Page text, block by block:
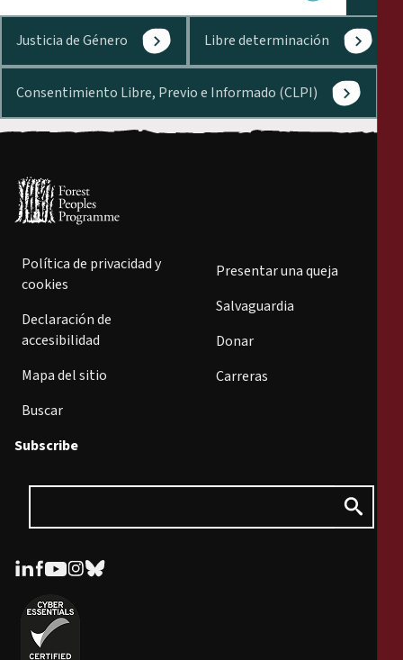
Justicia de Género Libre determinación
Consentimiento Libre, Previo e Informado (CLPI)
Política de privacidad y
cookies
Declaración de
accesibilidad
Mapa del sitio
Buscar
Presentar una queja
Salvaguardia
Donar
Carreras
Subscribe